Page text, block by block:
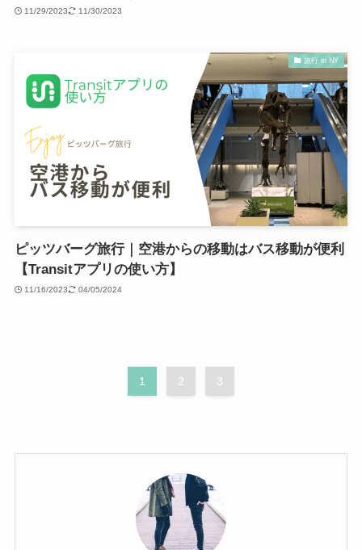
11/29/2023 11/30/2023
旅行 in NY
ピッツバーグ旅行｜空港からの移動はバス移動が便利
【Transitアプリの使い方】
11/16/2023 04/05/2024
1 2 3